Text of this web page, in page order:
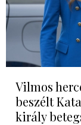
Vilmos
beszélt
király